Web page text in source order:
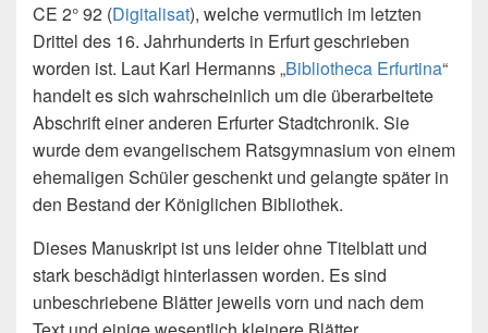
CE 2° 92 (Digitalisat), welche vermutlich im letzten
Drittel des 16. Jahrhunderts in Erfurt geschrieben
worden ist. Laut Karl Hermanns „Bibliotheca Erfurtina“
handelt es sich wahrscheinlich um die überarbeitete
Abschrift einer anderen Erfurter Stadtchronik. Sie
wurde dem evangelischem Ratsgymnasium von einem
ehemaligen Schüler geschenkt und gelangte später in
den Bestand der Königlichen Bibliothek.
Dieses Manuskript ist uns leider ohne Titelblatt und
stark beschädigt hinterlassen worden. Es sind
unbeschriebene Blätter jeweils vorn und nach dem